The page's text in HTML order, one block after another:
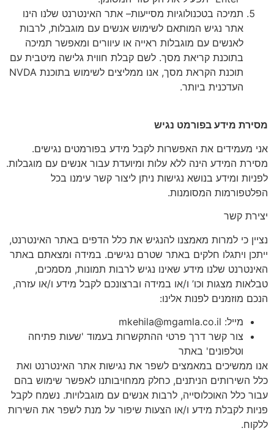
תמיכה בטכנולוגיות מסייעות– אתר האינטרנט שלנו הינו
אתר נגיש המותאם לשימוש אנשים עם מוגבלות, לרבות
לאנשים עם מוגבלות ראייה או עיוורים ומאפשר תמיכה
בתוכנת קריאת מסך. לשם קבלת חווית גלישה מיטבית עם
תוכנת הקראת מסך, אנו ממליצים לשימוש בתוכנת NVDA
העדכנית ביותר.
מסירת מידע בפורמט נגיש
אני מעמידים את האפשרות לקבל מידע בפורמטים נגישים.
מסירת המידע הינה ללא עלות ומיועדת עבור אנשים עם מוגבלות.
לפניות ומידע בנושא נגישות ניתן ליצור קשר עימנו בכל
הפלטפורמות המסומנות.
יצירת קשר
נציין כי למרות מאמצנו להנגיש את כלל הדפים באתר האינטרנט,
ייתכן ויתגלו חלקים באתר שטרם נגישים. במידה ומצאתם באתר
האינטרנט שלנו מידע שאינו נגיש לרבות תמונות, מסמכים,
טבלאות מצגות וכו’ ו/או במידה וברצונכם לקבל מידע ו/או עזרה,
הנכם מוזמנים לפנות אלינו:​
מייל: mkehila@mgamla.co.il
צור קשר דרך פרטי ההתקשרות בעמוד 'שעות פתיחה
וטלפונים' באתר
אנו ממשיכים במאמצים לשפר את נגישות אתר האינטרנט ואת
כלל השירותים הניתנים, כחלק ממחויבותנו לאפשר שימוש בהם
עבור כלל האוכלוסייה, לרבות אנשים עם מוגבלויות. נשמח לקבל
פניות לקבלת מידע ו/או הצעות שיפור על מנת לשפר את השירות
ללקוח.